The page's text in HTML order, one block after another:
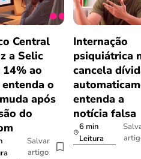
Central
a Selic
14% ao
o
após
do
Salvar
artigo
Internação
psiquiátrica
cancela
entenda a
notícia falsa
6 min
Leitura